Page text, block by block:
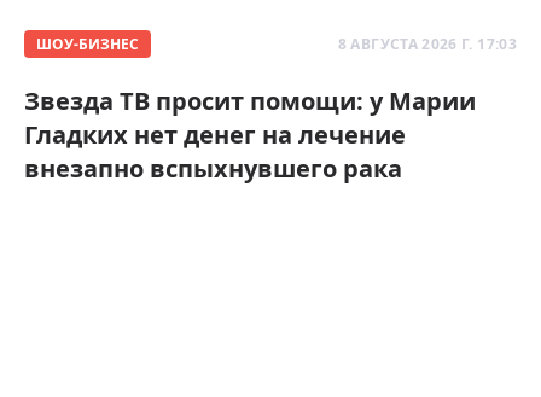
ШОУ-БИЗНЕС 8 АВГУСТА 2026 Г. 17:03
Звезда ТВ просит помощи: у Марии
Гладких нет денег на лечение
внезапно вспыхнувшего рака